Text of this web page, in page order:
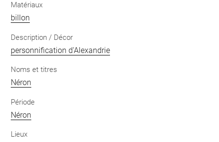
Matériaux
billon
Description / Décor
personnification d'Alexandrie
Noms et titres
Néron
Période
Néron
Lieux